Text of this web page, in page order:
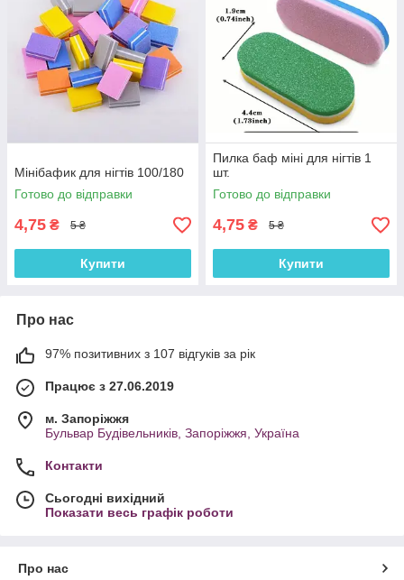
Мінібафик для нігтів 100/180
Готово до відправки
4,75 ₴ 5 ₴
Купити
Пилка баф міні для нігтів 1
шт.
Готово до відправки
4,75 ₴ 5 ₴
Купити
Про нас
97% позитивних з 107 відгуків за рік
Працює з 27.06.2019
м. Запоріжжя
Бульвар Будівельників, Запоріжжя, Україна
Контакти
Сьогодні вихідний
Показати весь графік роботи
Про нас